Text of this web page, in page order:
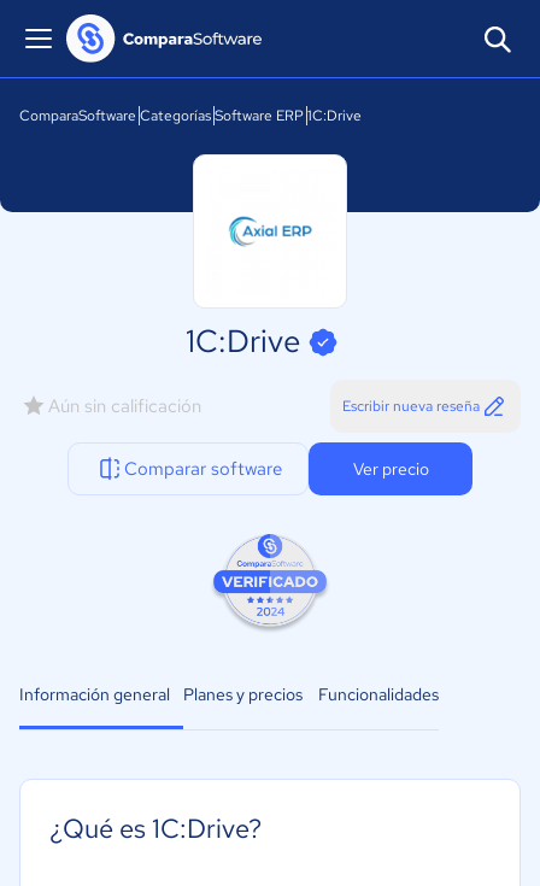
ComparaSoftware CategoríasSoftware ERP1C:Drive
1C:Drive
Aún sin calificación Escribir nueva reseña
Comparar software Ver precio
Información general Planes y precios Funcionalidades
¿Qué es 1C:Drive?